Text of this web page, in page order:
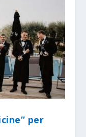
per